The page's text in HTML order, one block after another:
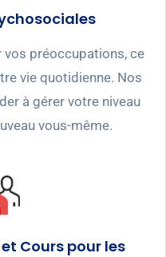
préoccupations, ce
vie quotidienne. Nos
à gérer votre niveau
vous-même.
Cours pour les